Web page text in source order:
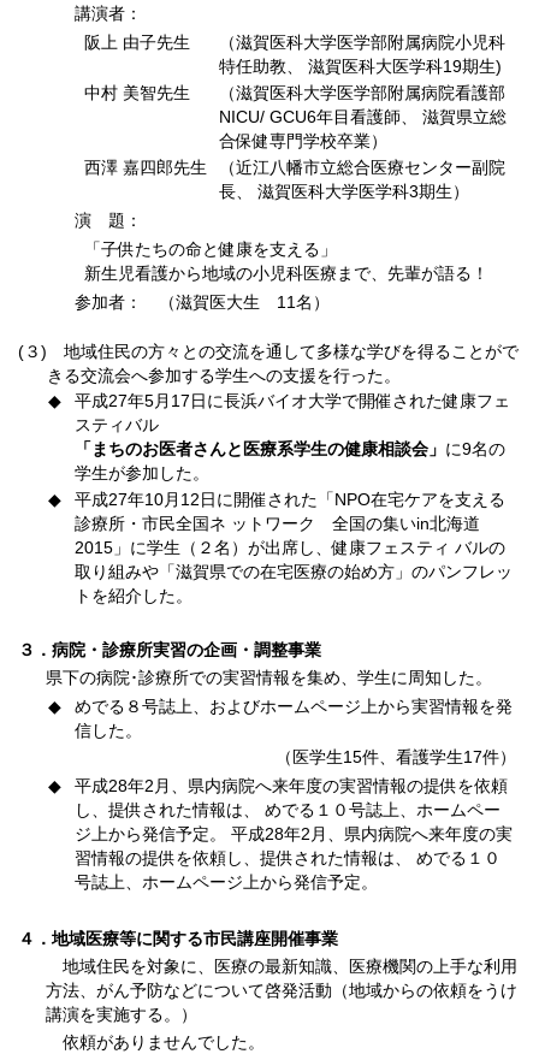
講演者：
阪上 由子先生
（滋賀医科大学医学部附属病院小児科
特任助教、 滋賀医科大医学科19期生)
中村 美智先生
（滋賀医科大学医学部附属病院看護部
NICU/ GCU6年目看護師、 滋賀県立総
合保健専門学校卒業）
西澤 嘉四郎先生
（近江八幡市立総合医療センター副院
長、 滋賀医科大学医学科3期生）
演 題：
「子供たちの命と健康を支える」
新生児看護から地域の小児科医療まで、先輩が語る！
参加者： （滋賀医大生 11名）
(３) 地域住民の方々との交流を通して多様な学びを得ることがで
きる交流会へ参加する学生への支援を行った。
◆
平成27年5月17日に長浜バイオ大学で開催された健康フェ
スティバル
「まちのお医者さんと医療系学生の健康相談会」 に9名の
学生が参加した。
◆
平成27年10月12日に開催された「NPO在宅ケアを支える
診療所・市民全国ネ ットワーク 全国の集いin北海道
2015」に学生（２名）が出席し、健康フェスティ バルの
取り組みや「滋賀県での在宅医療の始め方」のパンフレッ
トを紹介した。
３．病院・診療所実習の企画・調整事業
県下の病院･診療所での実習情報を集め、学生に周知した。
◆
めでる８号誌上、およびホームページ上から実習情報を発
信した。
（医学生15件、看護学生17件）
◆
平成28年2月、県内病院へ来年度の実習情報の提供を依頼
し、提供された情報は、 めでる１０号誌上、ホームペー
ジ上から発信予定。 平成28年2月、県内病院へ来年度の実
習情報の提供を依頼し、提供された情報は、 めでる１０
号誌上、ホームページ上から発信予定。
４．地域医療等に関する市民講座開催事業
地域住民を対象に、医療の最新知識、医療機関の上手な利用
方法、がん予防などについて啓発活動（地域からの依頼をうけ
講演を実施する。）
依頼がありませんでした。